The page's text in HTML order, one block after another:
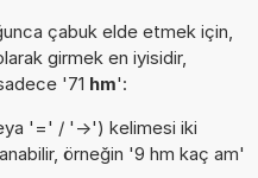
çabuk elde etmek için,
girmek en iyisidir,
'71 hm':
'=' / '->') kelimesi iki
örneğin '9 hm kaç am'